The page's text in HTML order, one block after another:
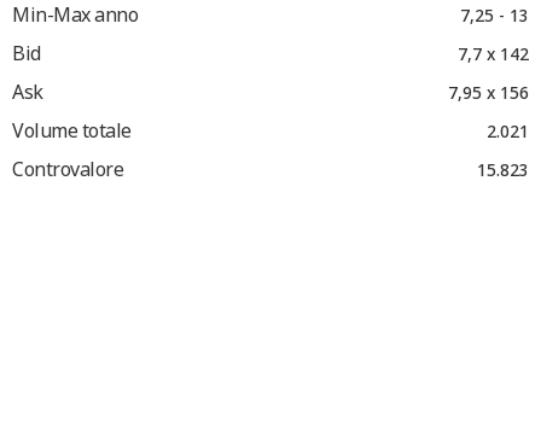
Min-Max anno 7,25 - 13
Bid 7,7 x 142
Ask 7,95 x 156
Volume totale 2.021
Controvalore 15.823